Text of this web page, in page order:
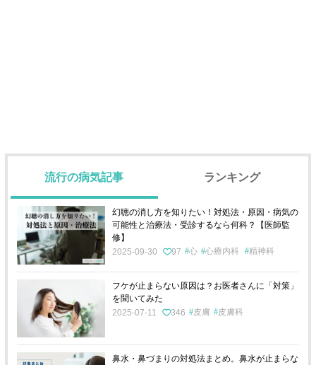
流行の病気記事 ランキング
幻聴の消し方を知りたい！対処法・原因・病気の
可能性と治療法・受診するなら何科？【医師監
修】
2025-09-30
97 心 心療内科 精神科
フケが止まらない原因は？お医者さんに「対策」
を聞いてみた
2025-07-11
346 皮膚 皮膚科
鼻水・鼻づまりの対処法まとめ。鼻水が止まらな